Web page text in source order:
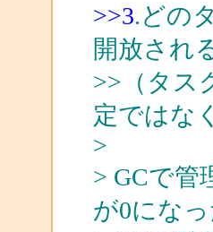
>>3.どの
開放され
>>（タス
定ではな
>
> GCで管
が0にな